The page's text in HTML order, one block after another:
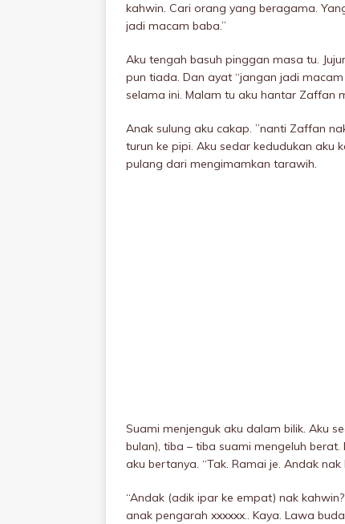
kahwin. Cari orang yang beragama.
jadi macam baba.”
Aku tengah basuh pinggan masa tu.
pun tiada. Dan ayat “jangan jadi
selama ini. Malam tu aku hantar Zaffan
Anak sulung aku cakap. ”nanti Zaffan
turun ke pipi. Aku sedar kedudukan aku
pulang dari mengimamkan tarawih.
Suami menjenguk aku dalam bilik. Aku
bulan), tiba – tiba suami mengeIuh
aku bertanya. “Tak. Ramai je. Andak
“Andak (adik ipar ke empat) nak
anak pengarah xxxxxx.. Kaya. Lawa